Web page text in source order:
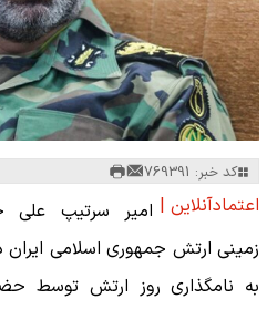
کد خبر: 769391
اعتمادآنلاین | امیر سرتیپ علی
زمینی ارتش جمهوری اسلامی ایران
به نامگذاری روز ارتش توسط